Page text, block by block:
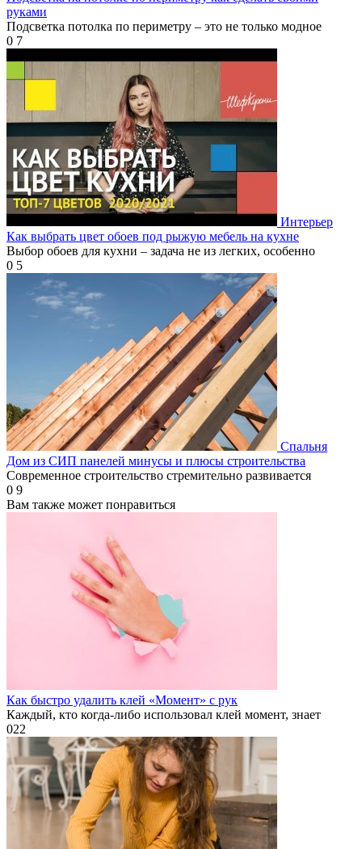
руками
Подсветка потолка по периметру – это не только модное
0 7
Интерьер
Как выбрать цвет обоев под рыжую мебель на кухне
Выбор обоев для кухни – задача не из легких, особенно
0 5
Спальня
Дом из СИП панелей минусы и плюсы строительства
Современное строительство стремительно развивается
0 9
Вам также может понравиться
Как быстро удалить клей «Момент» с рук
Каждый, кто когда-либо использовал клей момент, знает
022